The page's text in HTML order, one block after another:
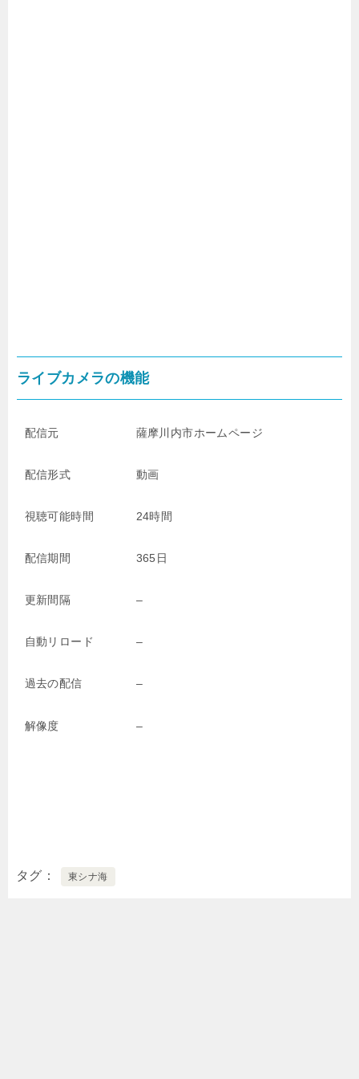
ライブカメラの機能
配信元 薩摩川内市ホームページ
配信形式 動画
視聴可能時間 24時間
配信期間 365日
更新間隔 –
自動リロード –
過去の配信 –
解像度 –
タグ 東シナ海